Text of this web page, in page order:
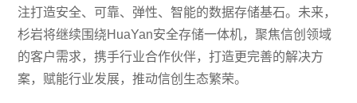
注打造安全、可靠、弹性、智能的数据存储基石。未来，
杉岩将继续围绕HuaYan安全存储一体机，聚焦信创领域
的客户需求，携手行业合作伙伴，打造更完善的解决方
案，赋能行业发展，推动信创生态繁荣。